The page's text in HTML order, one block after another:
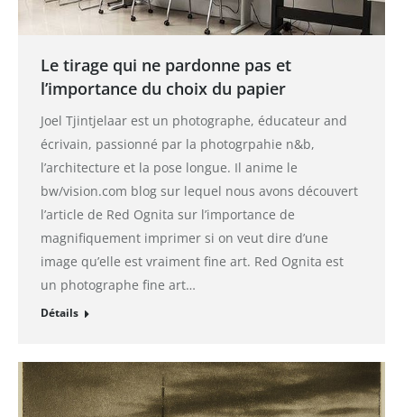
Le tirage qui ne pardonne pas et
l’importance du choix du papier
Joel Tjintjelaar est un photographe, éducateur and
écrivain, passionné par la photogrpahie n&b,
l’architecture et la pose longue. Il anime le
bw/vision.com blog sur lequel nous avons découvert
l’article de Red Ognita sur l’importance de
magnifiquement imprimer si on veut dire d’une
image qu’elle est vraiment fine art. Red Ognita est
un photographe fine art…
Détails